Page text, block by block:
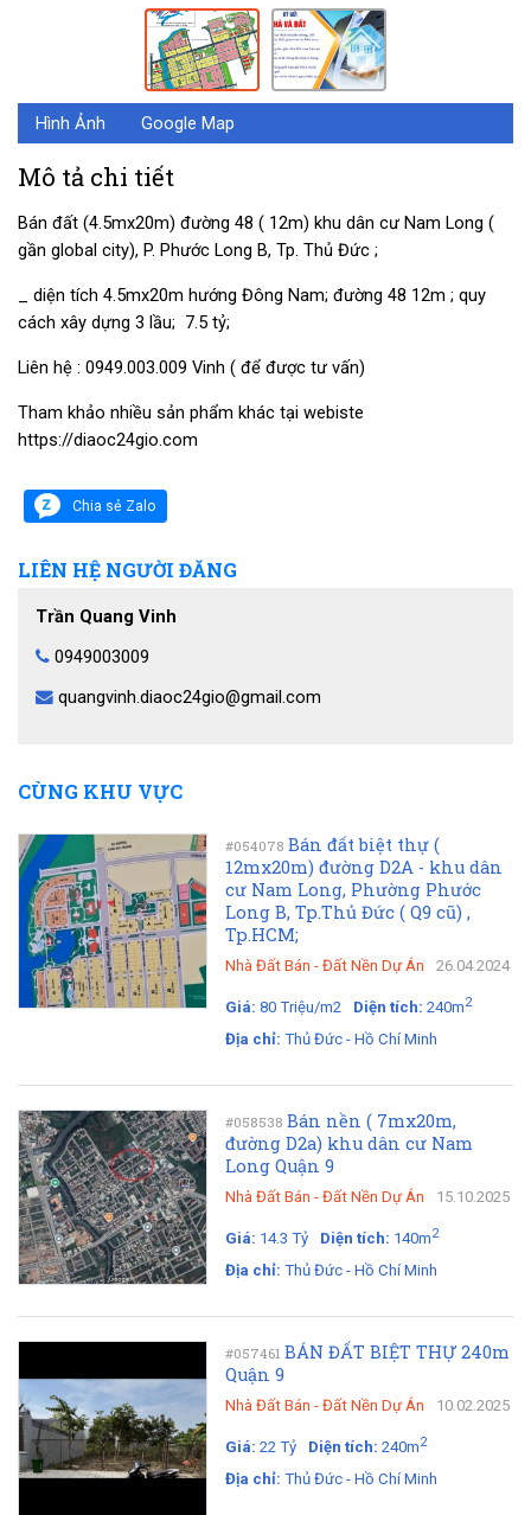
Hình Ảnh Google Map
Mô tả chi tiết
Bán đất (4.5mx20m) đường 48 ( 12m) khu dân cư Nam Long (
gần global city), P. Phước Long B, Tp. Thủ Đức ;
_ diện tích 4.5mx20m hướng Đông Nam; đường 48 12m ; quy
cách xây dựng 3 lầu; 7.5 tỷ;
Liên hệ : 0949.003.009 Vinh ( để được tư vấn)
Tham khảo nhiều sản phẩm khác tại webiste
https://diaoc24gio.com
Chia sẻ Zalo
LIÊN HỆ NGƯỜI ĐĂNG
Trần Quang Vinh
0949003009
quangvinh.diaoc24gio@gmail.com
CÙNG KHU VỰC
#054078 Bán đất biệt thự (
12mx20m) đường D2A - khu dân
cư Nam Long, Phường Phước
Long B, Tp.Thủ Đức ( Q9 cũ) ,
Tp.HCM;
Nhà Đất Bán - Đất Nền Dự Án 26.04.2024
Giá: 80 Triệu/m2 Diện tích: 240m2
Địa chỉ: Thủ Đức - Hồ Chí Minh
#058538 Bán nền ( 7mx20m,
đường D2a) khu dân cư Nam
Long Quận 9
Nhà Đất Bán - Đất Nền Dự Án 15.10.2025
Giá: 14.3 Tỷ Diện tích: 140m2
Địa chỉ: Thủ Đức - Hồ Chí Minh
#057461 BÁN ĐẤT BIỆT THỰ 240m
Quận 9
Nhà Đất Bán - Đất Nền Dự Án 10.02.2025
Giá: 22 Tỷ Diện tích: 240m2
Địa chỉ: Thủ Đức - Hồ Chí Minh